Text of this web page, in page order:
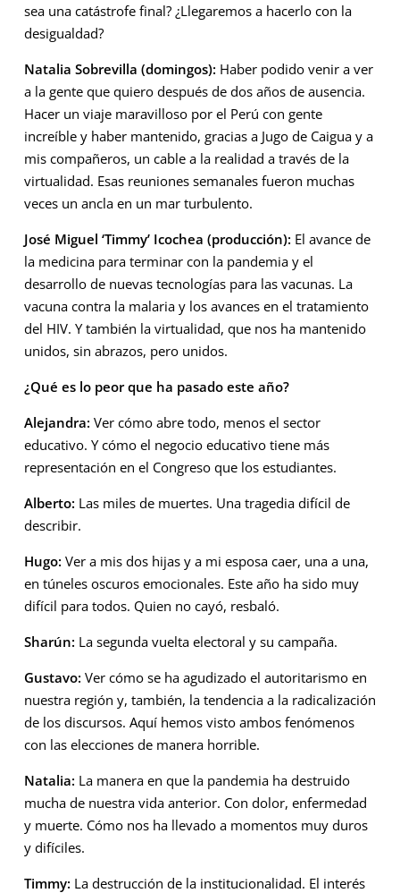
sea una catástrofe final? ¿Llegaremos a hacerlo con la
desigualdad?
Natalia Sobrevilla (domingos): Haber podido venir a ver
a la gente que quiero después de dos años de ausencia.
Hacer un viaje maravilloso por el Perú con gente
increíble y haber mantenido, gracias a Jugo de Caigua y a
mis compañeros, un cable a la realidad a través de la
virtualidad. Esas reuniones semanales fueron muchas
veces un ancla en un mar turbulento.
José Miguel ‘Timmy’ Icochea (producción): El avance de
la medicina para terminar con la pandemia y el
desarrollo de nuevas tecnologías para las vacunas. La
vacuna contra la malaria y los avances en el tratamiento
del HIV. Y también la virtualidad, que nos ha mantenido
unidos, sin abrazos, pero unidos.
¿Qué es lo peor que ha pasado este año?
Alejandra: Ver cómo abre todo, menos el sector
educativo. Y cómo el negocio educativo tiene más
representación en el Congreso que los estudiantes.
Alberto: Las miles de muertes. Una tragedia difícil de
describir.
Hugo: Ver a mis dos hijas y a mi esposa caer, una a una,
en túneles oscuros emocionales. Este año ha sido muy
difícil para todos. Quien no cayó, resbaló.
Sharún: La segunda vuelta electoral y su campaña.
Gustavo: Ver cómo se ha agudizado el autoritarismo en
nuestra región y, también, la tendencia a la radicalización
de los discursos. Aquí hemos visto ambos fenómenos
con las elecciones de manera horrible.
Natalia: La manera en que la pandemia ha destruido
mucha de nuestra vida anterior. Con dolor, enfermedad
y muerte. Cómo nos ha llevado a momentos muy duros
y difíciles.
Timmy: La destrucción de la institucionalidad. El interés